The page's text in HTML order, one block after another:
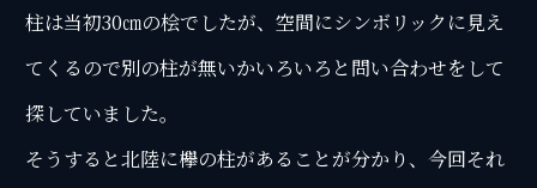
柱は当初30㎝の桧でしたが、空間にシンボリックに見え
てくるので別の柱が無いかいろいろと問い合わせをして
探していました。
そうすると北陸に欅の柱があることが分かり、今回それ